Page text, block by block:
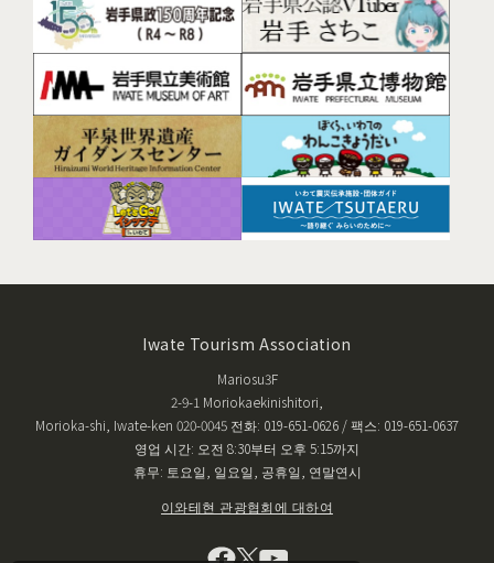
Iwate Tourism Association
Mariosu3F
2-9-1 Moriokaekinishitori,
Morioka-shi, Iwate-ken 020-0045 전화: 019-651-0626 / 팩스: 019-651-0637
영업 시간: 오전 8:30부터 오후 5:15까지
휴무: 토요일, 일요일, 공휴일, 연말연시
이와테현 관광협회에 대하여